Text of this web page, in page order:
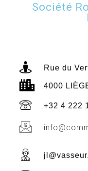
Société
Rue du
4000
+32 4 222